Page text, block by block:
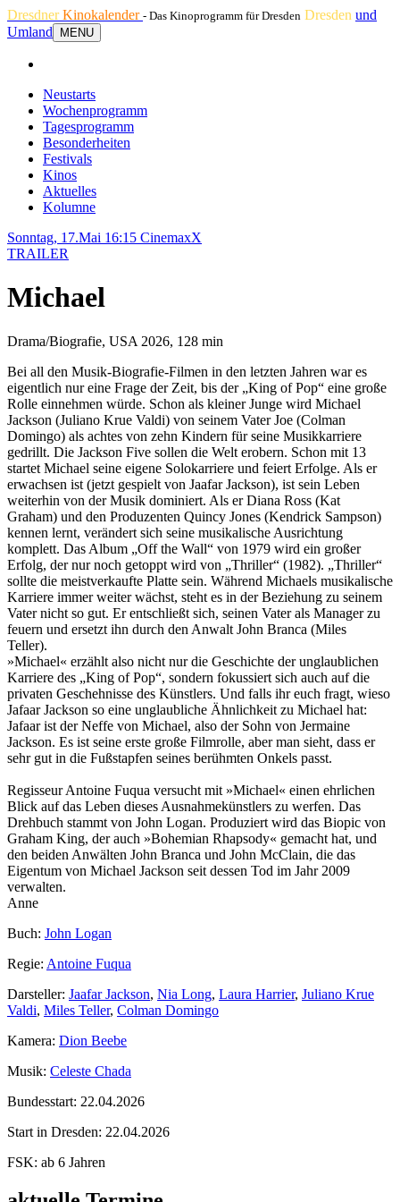
DresdnerKinokalender - Das Kinoprogramm für Dresden Dresden und
Umland
MENU
Neustarts
Wochenprogramm
Tagesprogramm
Besonderheiten
Festivals
Kinos
Aktuelles
Kolumne
Sonntag, 17.Mai 16:15 CinemaxX
TRAILER
Michael
Drama/Biografie, USA 2026, 128 min
Bei all den Musik-Biografie-Filmen in den letzten Jahren war es
eigentlich nur eine Frage der Zeit, bis der „King of Pop“ eine große
Rolle einnehmen würde. Schon als kleiner Junge wird Michael
Jackson (Juliano Krue Valdi) von seinem Vater Joe (Colman
Domingo) als achtes von zehn Kindern für seine Musikkarriere
gedrillt. Die Jackson Five sollen die Welt erobern. Schon mit 13
startet Michael seine eigene Solokarriere und feiert Erfolge. Als er
erwachsen ist (jetzt gespielt von Jaafar Jackson), ist sein Leben
weiterhin von der Musik dominiert. Als er Diana Ross (Kat
Graham) und den Produzenten Quincy Jones (Kendrick Sampson)
kennen lernt, verändert sich seine musikalische Ausrichtung
komplett. Das Album „Off the Wall“ von 1979 wird ein großer
Erfolg, der nur noch getoppt wird von „Thriller“ (1982). „Thriller“
sollte die meistverkaufte Platte sein. Während Michaels musikalische
Karriere immer weiter wächst, steht es in der Beziehung zu seinem
Vater nicht so gut. Er entschließt sich, seinen Vater als Manager zu
feuern und ersetzt ihn durch den Anwalt John Branca (Miles
Teller).
»Michael« erzählt also nicht nur die Geschichte der unglaublichen
Karriere des „King of Pop“, sondern fokussiert sich auch auf die
privaten Geschehnisse des Künstlers. Und falls ihr euch fragt, wieso
Jafaar Jackson so eine unglaubliche Ähnlichkeit zu Michael hat:
Jafaar ist der Neffe von Michael, also der Sohn von Jermaine
Jackson. Es ist seine erste große Filmrolle, aber man sieht, dass er
sehr gut in die Fußstapfen seines berühmten Onkels passt.
Regisseur Antoine Fuqua versucht mit »Michael« einen ehrlichen
Blick auf das Leben dieses Ausnahmekünstlers zu werfen. Das
Drehbuch stammt von John Logan. Produziert wird das Biopic von
Graham King, der auch »Bohemian Rhapsody« gemacht hat, und
den beiden Anwälten John Branca und John McClain, die das
Eigentum von Michael Jackson seit dessen Tod im Jahr 2009
verwalten.
Anne
Buch: John Logan
Regie: Antoine Fuqua
Darsteller: Jaafar Jackson, Nia Long, Laura Harrier, Juliano Krue
Valdi, Miles Teller, Colman Domingo
Kamera: Dion Beebe
Musik: Celeste Chada
Bundesstart: 22.04.2026
Start in Dresden: 22.04.2026
FSK: ab 6 Jahren